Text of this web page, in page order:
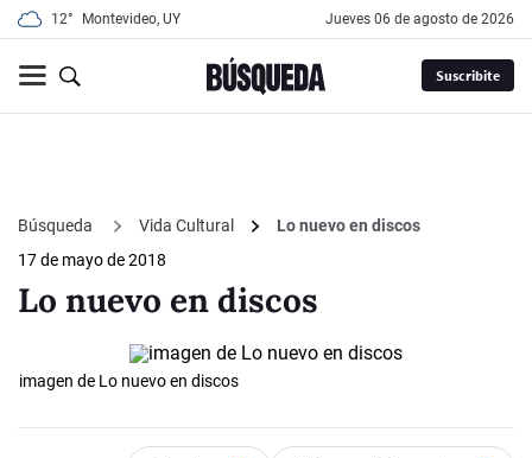
12° Montevideo, UY jueves 06 de agosto de 2026
Suscribite
Búsqueda Vida Cultural
Lo nuevo en discos
17 de mayo de 2018
Lo nuevo en discos
imagen de Lo nuevo en discos